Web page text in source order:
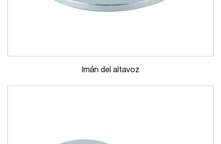
Imán del altavoz